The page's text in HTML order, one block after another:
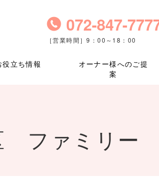
072-847-
［営業時間］9：00～18：00
役立ち情報
オーナー様へのご提
案
ファミリー